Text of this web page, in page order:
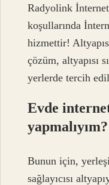
Radyolink
koşullarında
hizmettir!
çözüm, altyapısı
yerlerde tercih
Evde
yapmalıyım?
Bunun için,
sağlayıcısı